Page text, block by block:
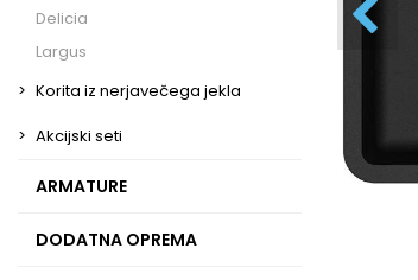
Delicia
Largus
Korita iz nerjavečega jekla
Akcijski seti
ARMATURE
DODATNA OPREMA